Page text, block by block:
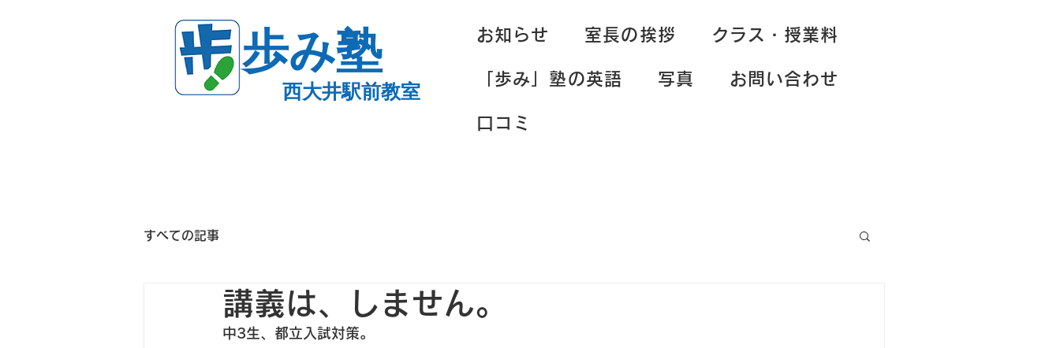
歩み塾
西大井駅前教室
お知らせ 室長の挨拶 クラス・授業料
「歩み」塾の英語 写真 お問い合わせ
口コミ
すべての記事
講義は、しません。
中3生、都立入試対策。